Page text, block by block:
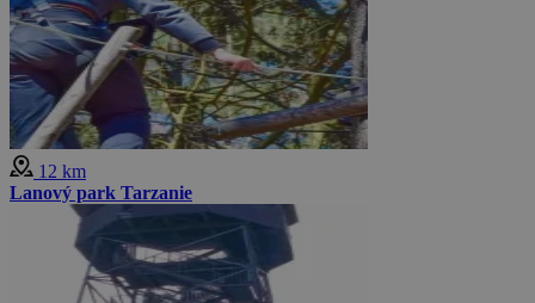
12 km
Lanový park Tarzanie